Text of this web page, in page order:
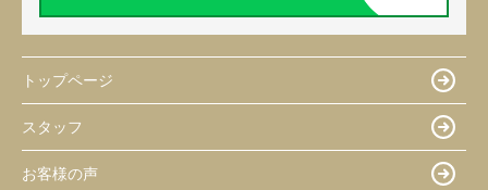
トップページ
スタッフ
お客様の声